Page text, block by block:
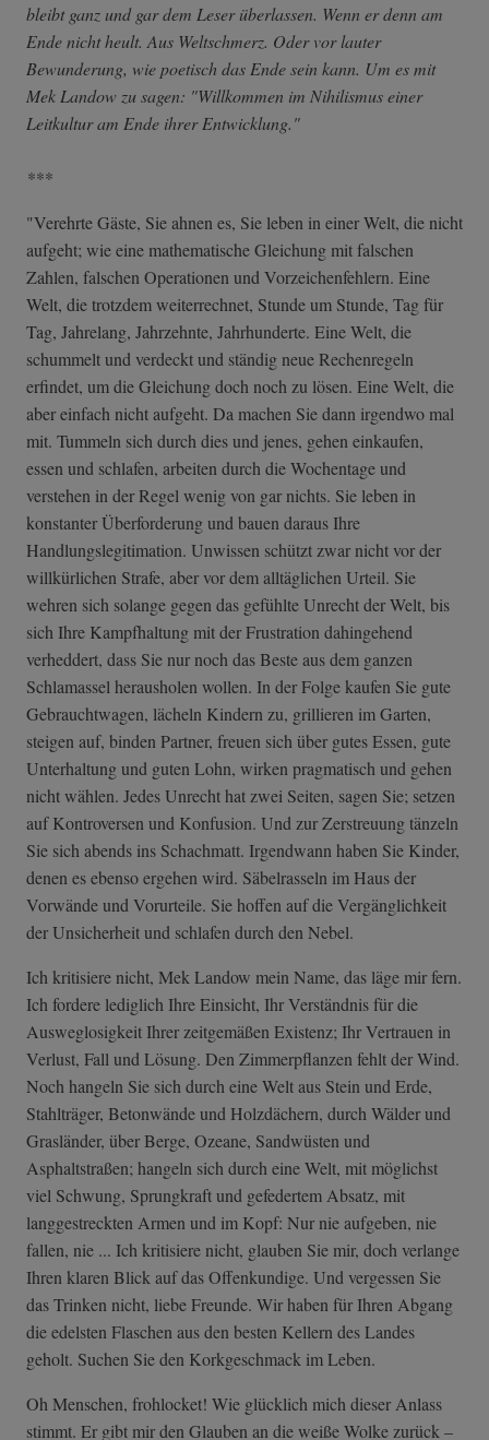
bleibt ganz und gar dem Leser überlassen. Wenn er denn am
Ende nicht heult. Aus Weltschmerz. Oder vor lauter
Bewunderung, wie poetisch das Ende sein kann. Um es mit
Mek Landow zu sagen: "Willkommen im Nihilismus einer
Leitkultur am Ende ihrer Entwicklung."
***
"Verehrte Gäste, Sie ahnen es, Sie leben in einer Welt, die nicht
aufgeht; wie eine mathematische Gleichung mit falschen
Zahlen, falschen Operationen und Vorzeichenfehlern. Eine
Welt, die trotzdem weiterrechnet, Stunde um Stunde, Tag für
Tag, Jahrelang, Jahrzehnte, Jahrhunderte. Eine Welt, die
schummelt und verdeckt und ständig neue Rechenregeln
erfindet, um die Gleichung doch noch zu lösen. Eine Welt, die
aber einfach nicht aufgeht. Da machen Sie dann irgendwo mal
mit. Tummeln sich durch dies und jenes, gehen einkaufen,
essen und schlafen, arbeiten durch die Wochentage und
verstehen in der Regel wenig von gar nichts. Sie leben in
konstanter Überforderung und bauen daraus Ihre
Handlungslegitimation. Unwissen schützt zwar nicht vor der
willkürlichen Strafe, aber vor dem alltäglichen Urteil. Sie
wehren sich solange gegen das gefühlte Unrecht der Welt, bis
sich Ihre Kampfhaltung mit der Frustration dahingehend
verheddert, dass Sie nur noch das Beste aus dem ganzen
Schlamassel herausholen wollen. In der Folge kaufen Sie gute
Gebrauchtwagen, lächeln Kindern zu, grillieren im Garten,
steigen auf, binden Partner, freuen sich über gutes Essen, gute
Unterhaltung und guten Lohn, wirken pragmatisch und gehen
nicht wählen. Jedes Unrecht hat zwei Seiten, sagen Sie; setzen
auf Kontroversen und Konfusion. Und zur Zerstreuung tänzeln
Sie sich abends ins Schachmatt. Irgendwann haben Sie Kinder,
denen es ebenso ergehen wird. Säbelrasseln im Haus der
Vorwände und Vorurteile. Sie hoffen auf die Vergänglichkeit
der Unsicherheit und schlafen durch den Nebel.
Ich kritisiere nicht, Mek Landow mein Name, das läge mir fern.
Ich fordere lediglich Ihre Einsicht, Ihr Verständnis für die
Ausweglosigkeit Ihrer zeitgemäßen Existenz; Ihr Vertrauen in
Verlust, Fall und Lösung. Den Zimmerpflanzen fehlt der Wind.
Noch hangeln Sie sich durch eine Welt aus Stein und Erde,
Stahlträger, Betonwände und Holzdächern, durch Wälder und
Grasländer, über Berge, Ozeane, Sandwüsten und
Asphaltstraßen; hangeln sich durch eine Welt, mit möglichst
viel Schwung, Sprungkraft und gefedertem Absatz, mit
langgestreckten Armen und im Kopf: Nur nie aufgeben, nie
fallen, nie ... Ich kritisiere nicht, glauben Sie mir, doch verlange
Ihren klaren Blick auf das Offenkundige. Und vergessen Sie
das Trinken nicht, liebe Freunde. Wir haben für Ihren Abgang
die edelsten Flaschen aus den besten Kellern des Landes
geholt. Suchen Sie den Korkgeschmack im Leben.
Oh Menschen, frohlocket! Wie glücklich mich dieser Anlass
stimmt. Er gibt mir den Glauben an die weiße Wolke zurück –